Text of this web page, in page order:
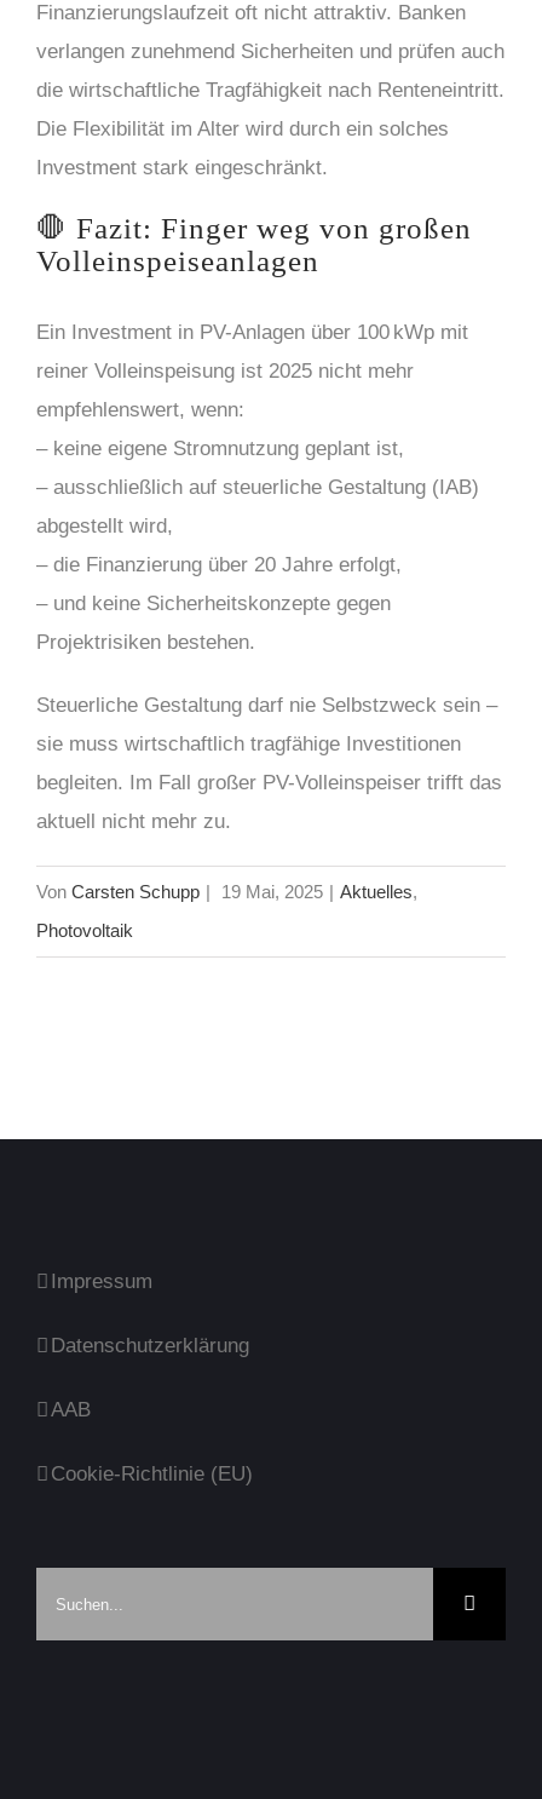
Finanzierungslaufzeit oft nicht attraktiv. Banken
verlangen zunehmend Sicherheiten und prüfen auch
die wirtschaftliche Tragfähigkeit nach Renteneintritt.
Die Flexibilität im Alter wird durch ein solches
Investment stark eingeschränkt.
🛑 Fazit: Finger weg von großen
Volleinspeiseanlagen
Ein Investment in PV-Anlagen über 100 kWp mit
reiner Volleinspeisung ist 2025 nicht mehr
empfehlenswert, wenn:
– keine eigene Stromnutzung geplant ist,
– ausschließlich auf steuerliche Gestaltung (IAB)
abgestellt wird,
– die Finanzierung über 20 Jahre erfolgt,
– und keine Sicherheitskonzepte gegen
Projektrisiken bestehen.
Steuerliche Gestaltung darf nie Selbstzweck sein –
sie muss wirtschaftlich tragfähige Investitionen
begleiten. Im Fall großer PV-Volleinspeiser trifft das
aktuell nicht mehr zu.
Von Carsten Schupp | 19 Mai, 2025 | Aktuelles,
Photovoltaik
Impressum
Datenschutzerklärung
AAB
Cookie-Richtlinie (EU)